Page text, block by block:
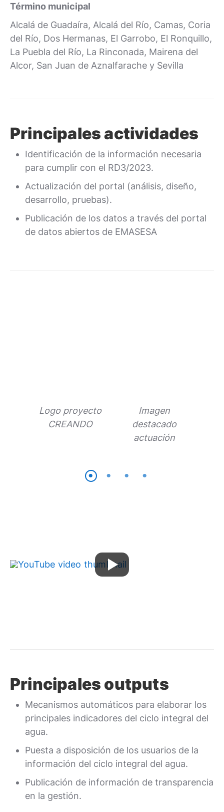
Término municipal
Alcalá de Guadaíra, Alcalá del Río, Camas, Coria
del Río, Dos Hermanas, El Garrobo, El Ronquillo,
La Puebla del Río, La Rinconada, Mairena del
Alcor, San Juan de Aznalfarache y Sevilla
Principales actividades
Identificación de la información necesaria
para cumplir con el RD3/2023.
Actualización del portal (análisis, diseño,
desarrollo, pruebas).
Publicación de los datos a través del portal
de datos abiertos de EMASESA
Logo proyecto
CREANDO
Imagen
destacado
actuación
Principales outputs
Mecanismos automáticos para elaborar los
principales indicadores del ciclo integral del
agua.
Puesta a disposición de los usuarios de la
información del ciclo integral del agua.
Publicación de información de transparencia
en la gestión.